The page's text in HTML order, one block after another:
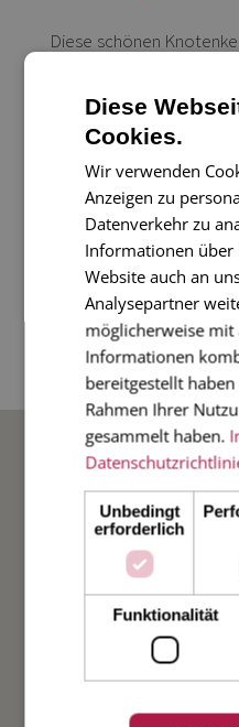
Diese schönen
dekorieren Ihr Zuhause
Und sie eigenen sich
Unsere Knoten Kerze
gegossen und
Kerzensicherheit -
niemals
bitte eine flache
Bitte kürzen Sie den
BELIEBTE ANLÄSSE
Hochzeit
Weihnachten
Geburt
Diese
Cookies.
Wir verwenden
Anzeigen zu
Datenverkehr zu
Informationen über
Website auch an
Analysepartner
möglicherweise mit
Informationen
bereitgestellt
Rahmen Ihrer
gesammelt haben.
Unbedingt
erforderlich
Funktionalität